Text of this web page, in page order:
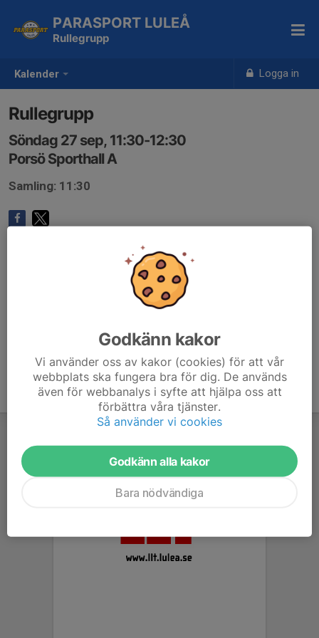
Kalender Logga in
PARASPORT LULEÅ
Rullegrupp
Rullegrupp
Söndag 27 sep, 11:30-12:30
Porsö Sporthall A
Samling: 11:30
Anmälan är öppen för gruppens medlemmar.
Godkänn kakor
Vi använder oss av kakor (cookies) för att vår
webbplats ska fungera bra för dig. De används
även för webbanalys i syfte att hjälpa oss att
förbättra våra tjänster.
Så använder vi cookies
Godkänn alla kakor
Bara nödvändiga